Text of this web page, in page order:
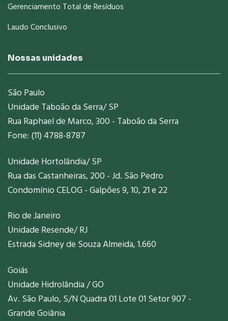
Gerenciamento Total de Resíduos
Laudo Conclusivo
Nossas unidades
São Paulo
Unidade Taboão da Serra/ SP
Rua Raphael de Marco, 300 - Taboão da Serra
Fone: (11) 4788-8787
Unidade Hortolândia/ SP
Rua das Castanheiras, 200 - Jd. São Pedro
Condomínio CELOG - Galpões 9, 10, 21 e 22
Rio de Janeiro
Unidade Resende/ RJ
Estrada Sidney de Souza Almeida, 1.660
Goiás
Unidade Hidrolândia / GO
Av. São Paulo, S/N Quadra 01 Lote 01 Setor 907 -
Grande Goiânia